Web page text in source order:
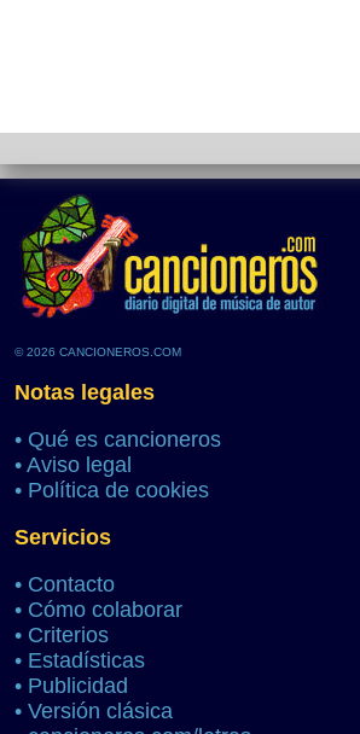
© 2026 CANCIONEROS.COM
Notas legales
• Qué es cancioneros
• Aviso legal
• Política de cookies
Servicios
• Contacto
• Cómo colaborar
• Criterios
• Estadísticas
• Publicidad
• Versión clásica